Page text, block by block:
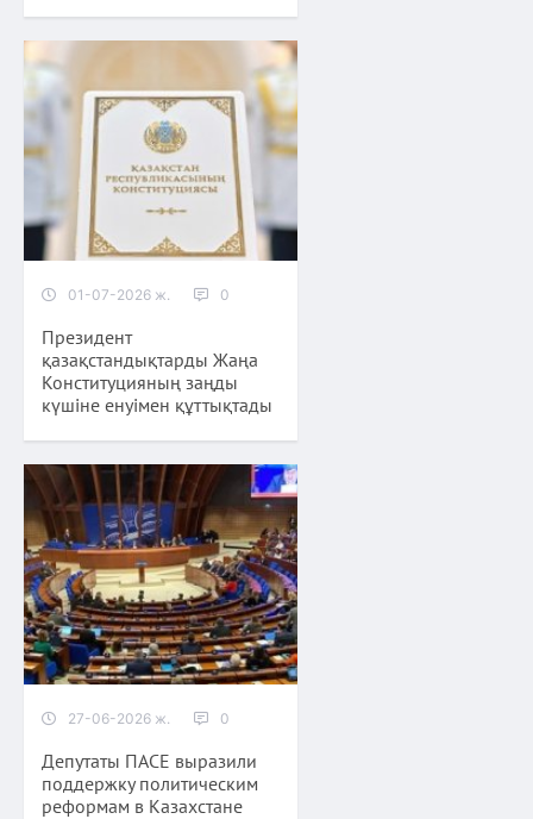
01-07-2026 ж. 0
Президент
қазақстандықтарды Жаңа
Конституцияның заңды
күшіне енуімен құттықтады
27-06-2026 ж. 0
Депутаты ПАСЕ выразили
поддержку политическим
реформам в Казахстане